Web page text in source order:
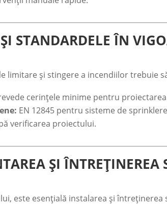
STANDARDELE ÎN
limitare și stingere a incendiilor trebuie
cerințele minime pentru
EN 12845 pentru sisteme de
verificarea proiectului.
ȘI ÎNTREȚINEREA
este esențială instalarea și întreținerea